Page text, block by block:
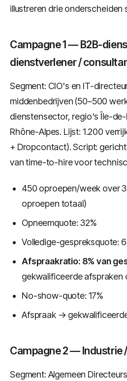
illustreren drie onderscheiden
Campagne 1 — B2B-
dienstverlener /
Segment: CIO's en IT-
middenbedrijven (50–500
dienstensector, regio's Île-
Rhône-Alpes. Lijst: 1.200
+ Dropcontact). Script:
van time-to-hire voor
450 oproepen/week over
oproepen totaal)
Opneemquote: 32%
Volledige-gespreksquote:
Afspraakratio: 8% van
gekwalificeerde afspraken
No-show-quote: 17%
Afspraak →
Campagne 2 —
Segment: Algemeen